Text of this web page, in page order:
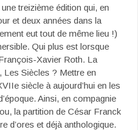
treizième édition qui, en
et deux années dans la
eut tout de même lieu !)
Qui plus est lorsque
François-Xavier Roth. La
Les Siècles ? Mettre en
siècle à aujourd’hui en les
Ainsi, en compagnie
la partition de César Franck
d’ores et déjà anthologique.